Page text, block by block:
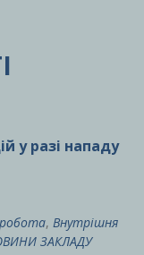
у разі нападу
, Внутрішня
ЗАКЛАДУ